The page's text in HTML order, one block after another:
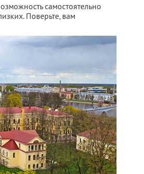
самостоятельно
Поверьте, вам